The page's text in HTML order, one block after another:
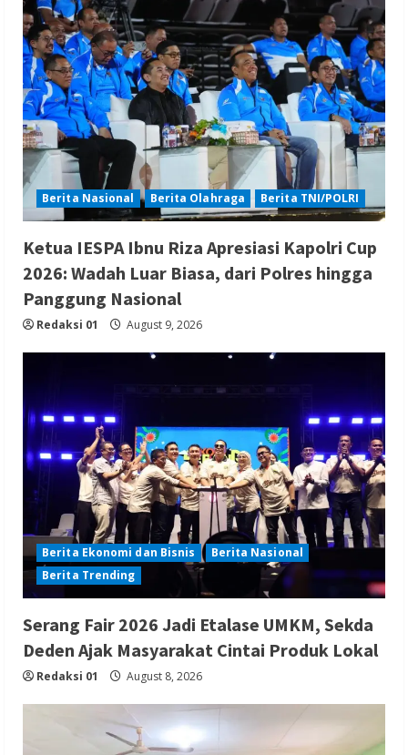
Berita Nasional Berita Olahraga Berita TNI/POLRI
Ketua IESPA Ibnu Riza Apresiasi Kapolri Cup
2026: Wadah Luar Biasa, dari Polres hingga
Panggung Nasional
Redaksi 01 August 9, 2026
Berita Ekonomi dan Bisnis
Berita Nasional
Berita Trending
Serang Fair 2026 Jadi Etalase UMKM, Sekda
Deden Ajak Masyarakat Cintai Produk Lokal
Redaksi 01 August 8, 2026